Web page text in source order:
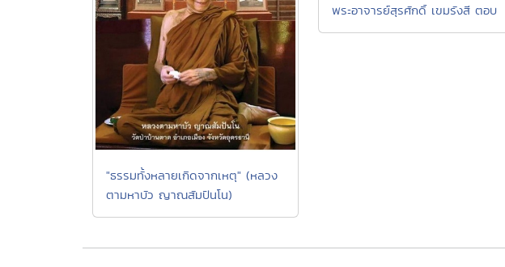
"ธรรมทั้งหลายเกิดจากเหตุ" (หลวง
ตามหาบัว ญาณสัมปันโน)
พระอาจารย์สุรศักดิ์ เขมรังสี ตอบ